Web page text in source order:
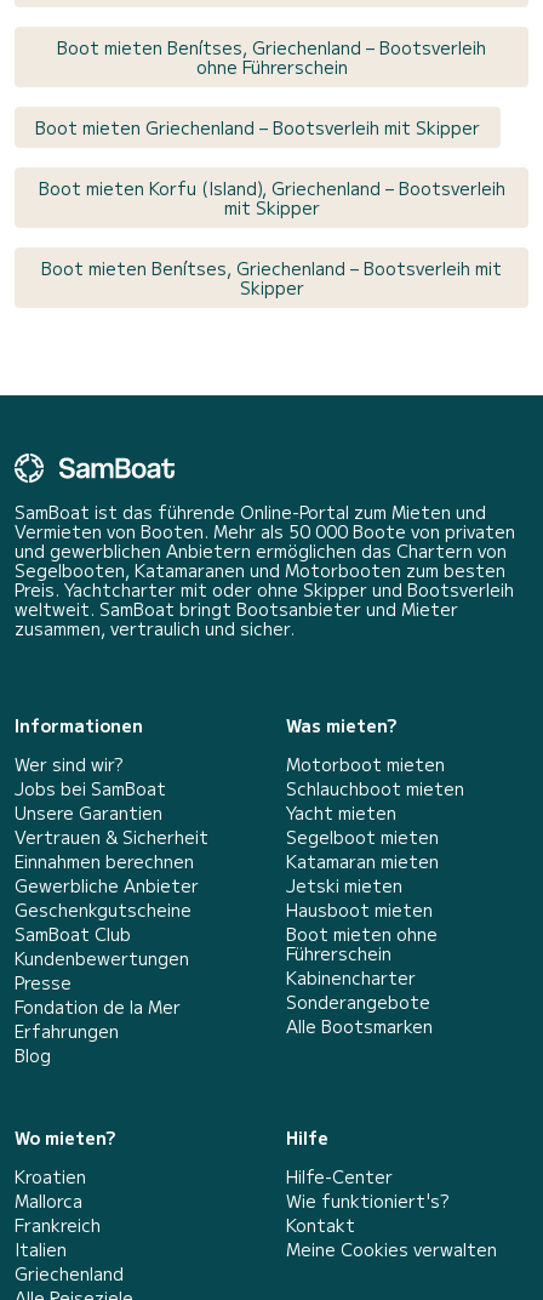
Boot mieten Benítses, Griechenland – Bootsverleih
ohne Führerschein
Boot mieten Griechenland – Bootsverleih mit Skipper
Boot mieten Korfu (Island), Griechenland – Bootsverleih
mit Skipper
Boot mieten Benítses, Griechenland – Bootsverleih mit
Skipper
SamBoat ist das führende Online-Portal zum Mieten und
Vermieten von Booten. Mehr als 50 000 Boote von privaten
und gewerblichen Anbietern ermöglichen das Chartern von
Segelbooten, Katamaranen und Motorbooten zum besten
Preis. Yachtcharter mit oder ohne Skipper und Bootsverleih
weltweit. SamBoat bringt Bootsanbieter und Mieter
zusammen, vertraulich und sicher.
Informationen
Wer sind wir?
Jobs bei SamBoat
Unsere Garantien
Vertrauen & Sicherheit
Einnahmen berechnen
Gewerbliche Anbieter
Geschenkgutscheine
SamBoat Club
Kundenbewertungen
Presse
Fondation de la Mer
Erfahrungen
Blog
Was mieten?
Motorboot mieten
Schlauchboot mieten
Yacht mieten
Segelboot mieten
Katamaran mieten
Jetski mieten
Hausboot mieten
Boot mieten ohne
Führerschein
Kabinencharter
Sonderangebote
Alle Bootsmarken
Wo mieten?
Kroatien
Mallorca
Frankreich
Italien
Griechenland
Hilfe
Hilfe-Center
Wie funktioniert's?
Kontakt
Meine Cookies verwalten